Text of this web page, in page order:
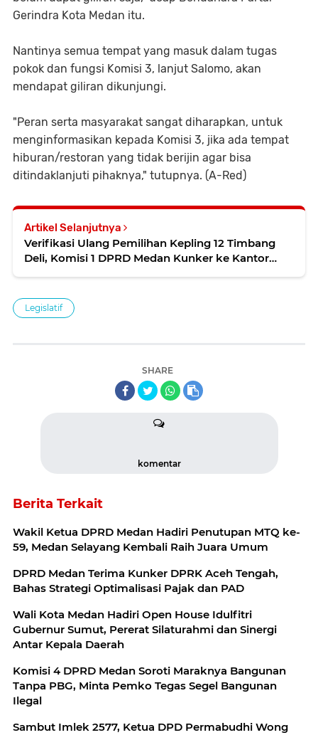
Gerindra Kota Medan itu.
Nantinya semua tempat yang masuk dalam tugas
pokok dan fungsi Komisi 3, lanjut Salomo, akan
mendapat giliran dikunjungi.
"Peran serta masyarakat sangat diharapkan, untuk
menginformasikan kepada Komisi 3, jika ada tempat
hiburan/restoran yang tidak berijin agar bisa
ditindaklanjuti pihaknya," tutupnya. (A-Red)
Artikel Selanjutnya
Verifikasi Ulang Pemilihan Kepling 12 Timbang
Deli, Komisi 1 DPRD Medan Kunker ke Kantor
Legislatif
SHARE
komentar
Berita Terkait
Wakil Ketua DPRD Medan Hadiri Penutupan MTQ ke-
59, Medan Selayang Kembali Raih Juara Umum
DPRD Medan Terima Kunker DPRK Aceh Tengah,
Bahas Strategi Optimalisasi Pajak dan PAD
Wali Kota Medan Hadiri Open House Idulfitri
Gubernur Sumut, Pererat Silaturahmi dan Sinergi
Antar Kepala Daerah
Komisi 4 DPRD Medan Soroti Maraknya Bangunan
Tanpa PBG, Minta Pemko Tegas Segel Bangunan
Ilegal
Sambut Imlek 2577, Ketua DPD Permabudhi Wong